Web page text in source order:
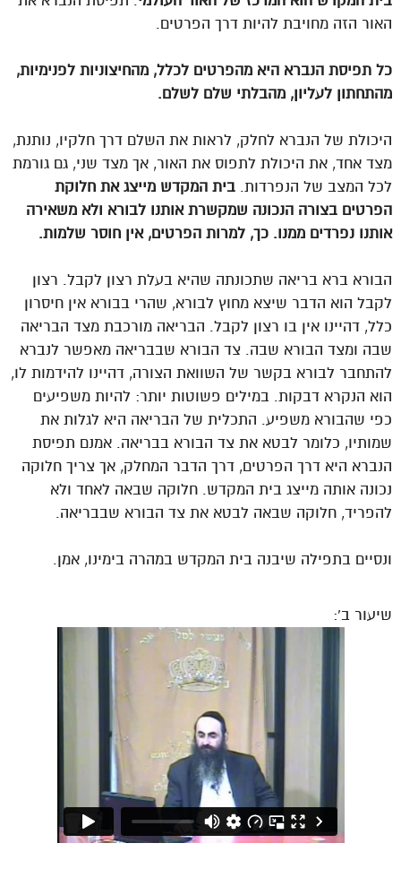
האור הזה מחויבת להיות דרך הפרטים.
כל תפיסת הנברא היא מהפרטים לכלל, מהחיצוניות לפנימיות,
מהתחתון לעליון, מהבלתי שלם לשלם.
היכולת של הנברא לחלק, לראות את השלם דרך חלקיו, נותנת,
מצד אחד, את היכולת לתפוס את האור, אך מצד שני, גם גורמת
לכל המצב של הנפרדות. בית המקדש מייצג את חלוקת
הפרטים בצורה הנכונה שמקשרת אותנו לבורא ולא משאירה
אותנו נפרדים ממנו. כך, למרות הפרטים, אין חוסר שלמות.
הבורא ברא בריאה שתכונתה שהיא בעלת רצון לקבל. רצון
לקבל הוא הדבר שיצא מחוץ לבורא, שהרי בבורא אין חיסרון
כלל, דהיינו אין בו רצון לקבל. הבריאה מורכבת מצד הבריאה
שבה ומצד הבורא שבה. צד הבורא שבבריאה מאפשר לנברא
להתחבר לבורא בקשר של השוואת הצורה, דהיינו להידמות לו,
הוא הנקרא דבקות. במילים פשוטות יותר: להיות משפיעים
כפי שהבורא משפיע. התכלית של הבריאה היא לגלות את
שמותיו, כלומר לבטא את צד הבורא בבריאה. אמנם תפיסת
הנברא היא דרך הפרטים, דרך הדבר המחלק, אך צריך חלוקה
נכונה אותה מייצג בית המקדש. חלוקה שבאה לאחד ולא
להפריד, חלוקה שבאה לבטא את צד הבורא שבבריאה.
ונסיים בתפילה שיבנה בית המקדש במהרה בימינו, אמן.
שיעור ב’: